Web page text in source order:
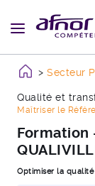
Secteur
Qualité et
Maîtriser le
Formation
Optimiser la